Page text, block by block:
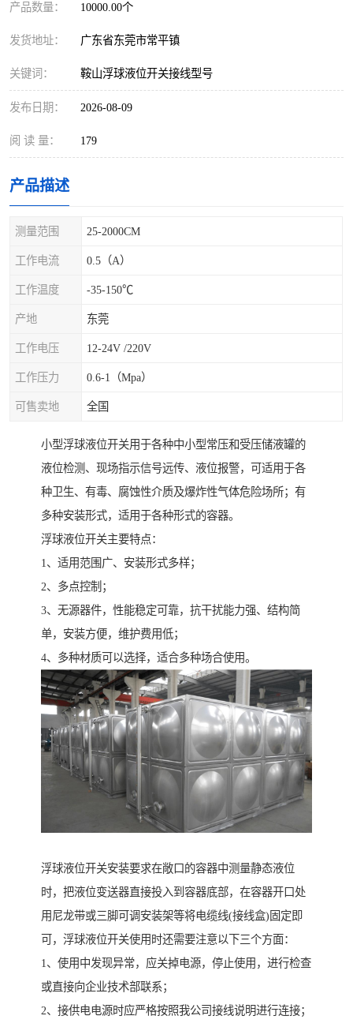
产品数量： 10000.00个
发货地址： 广东省东莞市常平镇
关键词： 鞍山浮球液位开关接线型号
发布日期： 2026-08-09
阅 读 量： 179
产品描述
测量范围 25-2000CM
工作电流 0.5（A）
工作温度 -35-150℃
产地 东莞
工作电压 12-24V /220V
工作压力 0.6-1（Mpa）
可售卖地 全国
小型浮球液位开关用于各种中小型常压和受压储液罐的
液位检测、现场指示信号远传、液位报警，可适用于各
种卫生、有毒、腐蚀性介质及爆炸性气体危险场所；有
多种安装形式，适用于各种形式的容器。
浮球液位开关主要特点：
1、适用范围广、安装形式多样；
2、多点控制；
3、无源器件，性能稳定可靠，抗干扰能力强、结构简
单，安装方便，维护费用低；
4、多种材质可以选择，适合多种场合使用。
浮球液位开关安装要求在敞口的容器中测量静态液位
时，把液位变送器直接投入到容器底部，在容器开口处
用尼龙带或三脚可调安装架等将电缆线(接线盒)固定即
可，浮球液位开关使用时还需要注意以下三个方面：
1、使用中发现异常，应关掉电源，停止使用，进行检查
或直接向企业技术部联系；
2、接供电电源时应严格按照我公司接线说明进行连接；